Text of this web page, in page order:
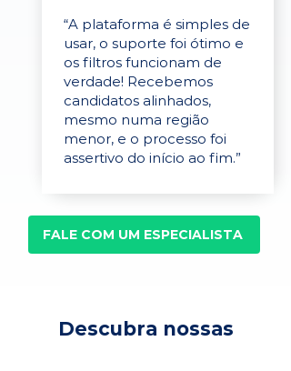
“A plataforma é simples de
usar, o suporte foi ótimo e
os filtros funcionam de
verdade! Recebemos
candidatos alinhados,
mesmo numa região
menor, e o processo foi
assertivo do início ao fim.”
FALE COM UM ESPECIALISTA
Descubra nossas